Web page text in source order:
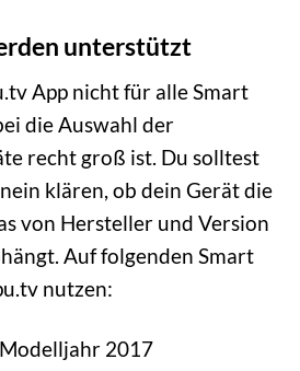
unterstützt
App nicht für alle Smart
die Auswahl der
recht groß ist. Du solltest
klären, ob dein Gerät die
von Hersteller und Version
Auf folgenden Smart
nutzen:
2017